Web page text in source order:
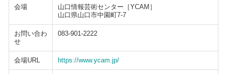
会場
山口情報芸術センター［YCAM］
山口県山口市中園町7-7
お問い合わ
せ
083-901-2222
会場URL https://www.ycam.jp/